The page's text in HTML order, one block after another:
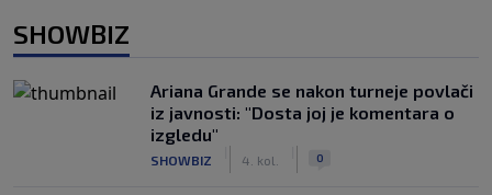
SHOWBIZ
Ariana Grande se nakon turneje povlači
iz javnosti: "Dosta joj je komentara o
izgledu"
SHOWBIZ 4. kol. 0